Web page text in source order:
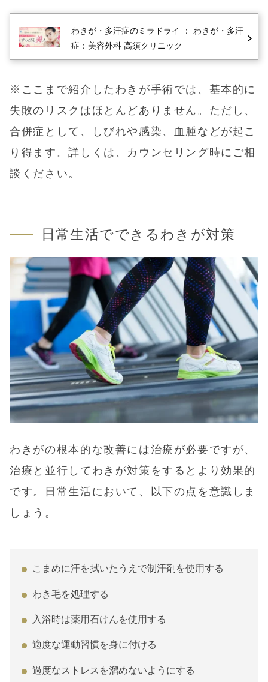
わきが・多汗症のミラドライ
： わきが・多汗
症：美容外科 高須クリニック
※ここまで紹介したわきが手術では、基本的に
失敗のリスクはほとんどありません。ただし、
合併症として、しびれや感染、血腫などが起こ
り得ます。詳しくは、カウンセリング時にご相
談ください。
日常生活でできるわきが対策
わきがの根本的な改善には治療が必要ですが、
治療と並行してわきが対策をするとより効果的
です。日常生活において、以下の点を意識しま
しょう。
こまめに汗を拭いたうえで制汗剤を使用する
わき毛を処理する
入浴時は薬用石けんを使用する
適度な運動習慣を身に付ける
過度なストレスを溜めないようにする